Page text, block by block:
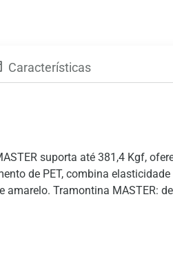
Características
suporta até 381,4 Kgf,
de PET, combina elasticidade
Tramontina MASTER: